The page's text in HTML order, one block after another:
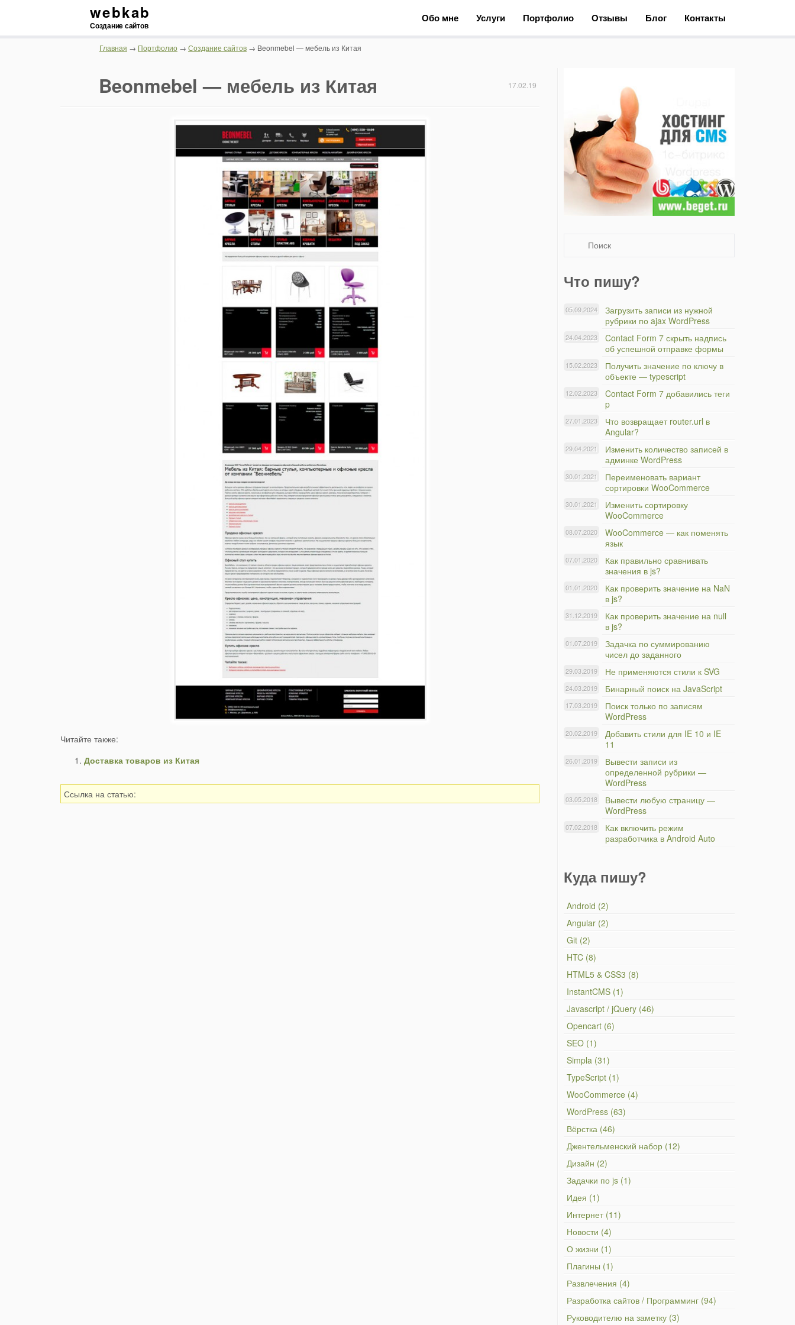
webkab
Создание сайтов
Обо мне Услуги Портфолио Отзывы Блог Контакты
Beonmebel — мебель из Китая
Читайте также:
Доставка товаров из Китая
17.02.19
Ссылка на статью:
Что пишу?
Загрузить записи из нужной
рубрики по ajax WordPress
05.09.2024
Contact Form 7 скрыть надпись
об успешной отправке формы
24.04.2023
Получить значение по ключу в
объекте — typescript
15.02.2023
Contact Form 7 добавились теги
p
12.02.2023
Что возвращает router.url в
Angular?
27.01.2023
Изменить количество записей в
админке WordPress
29.04.2021
Переименовать вариант
сортировки WooCommerce
30.01.2021
Изменить сортировку
WooCommerce
30.01.2021
WooCommerce — как поменять
язык
08.07.2020
Как правильно сравнивать
значения в js?
07.01.2020
Как проверить значение на NaN
в js?
01.01.2020
Как проверить значение на null
в js?
31.12.2019
Задачка по суммированию
чисел до заданного
01.07.2019
Не применяются стили к SVG
29.03.2019
Бинарный поиск на JavaScript
24.03.2019
Поиск только по записям
WordPress
17.03.2019
Добавить стили для IE 10 и IE
11
20.02.2019
Вывести записи из
определенной рубрики —
WordPress
26.01.2019
Вывести любую страницу —
WordPress
03.05.2018
Как включить режим
разработчика в Android Auto
07.02.2018
Куда пишу?
Android (2)
Angular (2)
Git (2)
HTC (8)
HTML5 & CSS3 (8)
InstantCMS (1)
Javascript / jQuery (46)
Opencart (6)
SEO (1)
Simpla (31)
TypeScript (1)
WooCommerce (4)
WordPress (63)
Вёрстка (46)
Джентельменский набор (12)
Дизайн (2)
Задачки по js (1)
Идея (1)
Интернет (11)
Новости (4)
О жизни (1)
Плагины (1)
Развлечения (4)
Разработка сайтов / Программинг (94)
Руководителю на заметку (3)
Главная → Портфолио → Создание сайтов → Beonmebel — мебель из Китая